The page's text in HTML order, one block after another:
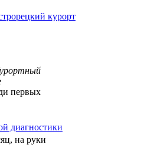
курорт
первых
диагностики
на руки